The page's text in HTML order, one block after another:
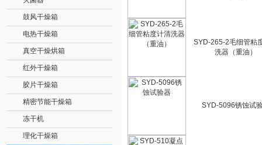
鼓风干燥箱
电热干燥箱
真空干燥烘箱
红外干燥箱
胶片干燥箱
精密节能干燥箱
冻干机
理化干燥箱
SYD-265-2毛细管粘
洗器（重油）
SYD-5096锈蚀试